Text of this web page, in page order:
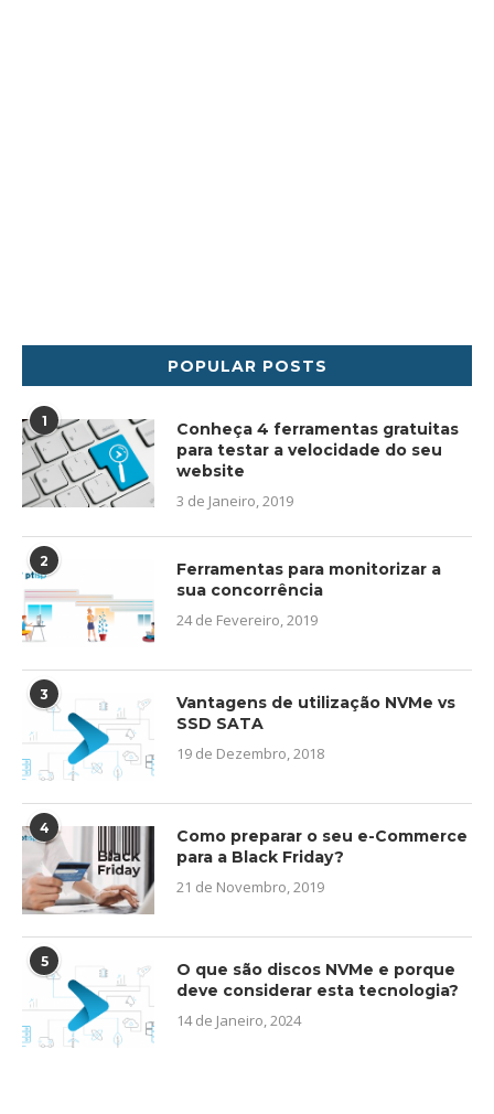
POPULAR POSTS
1
Conheça 4 ferramentas gratuitas
para testar a velocidade do seu
website
3 de Janeiro, 2019
2
Ferramentas para monitorizar a
sua concorrência
24 de Fevereiro, 2019
3
Vantagens de utilização NVMe vs
SSD SATA
19 de Dezembro, 2018
4
Como preparar o seu e-Commerce
para a Black Friday?
21 de Novembro, 2019
5
O que são discos NVMe e porque
deve considerar esta tecnologia?
14 de Janeiro, 2024